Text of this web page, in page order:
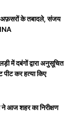
के तबादले, संजय
INA
में दबंगों द्वारा अनुसूचित
पीट कर हत्या किए
आज शहर का निरीक्षण